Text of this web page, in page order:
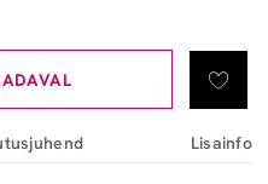
Lisainfo